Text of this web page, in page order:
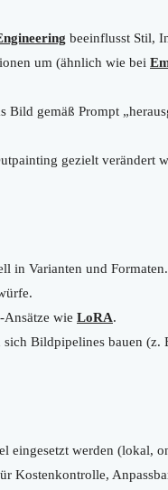
beeinflusst Stil,
um (ähnlich wie bei
Bild gemäß Prompt
gezielt verändert
in Varianten und Formaten.
-Ansätze wie LoRA.
sich Bildpipelines bauen (z.
eingesetzt werden (lokal,
Kostenkontrolle,